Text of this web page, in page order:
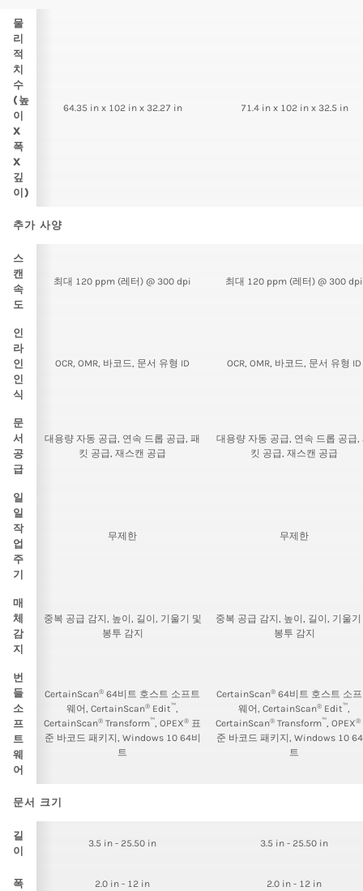
물
리
적
치
수
(높
이
X
폭
X
깊
이)
64.35 in x 102 in x 32.27 in 71.4 in x 102 in x 32.5 in
추가 사양
스
캔
속
도
최대 120 ppm (레터) @ 300 dpi 최대 120 ppm (레터) @ 300 dpi
인
라
인
인
식
OCR, OMR, 바코드, 문서 유형 ID OCR, OMR, 바코드, 문서 유형 ID
문
서
공
급
대용량 자동 공급, 연속 드롭 공급, 패
킷 공급, 재스캔 공급
대용량 자동 공급, 연속 드롭 공급,
킷 공급, 재스캔 공급
일
일
작
업
주
기
무제한 무제한
매
체
감
지
중복 공급 감지, 높이, 길이, 기울기 및
봉투 감지
중복 공급 감지, 높이, 길이, 기울기
봉투 감지
번
들
소
프
트
웨
어
CertainScan® 64비트 호스트 소프트
웨어, CertainScan® Edit™,
CertainScan® Transform™, OPEX® 표
준 바코드 패키지, Windows 10 64비
트
CertainScan® 64비트 호스트 소
웨어, CertainScan® Edit™,
CertainScan® Transform™, OPEX®
준 바코드 패키지, Windows 10
트
문서 크기
길
이
3.5 in - 25.50 in 3.5 in - 25.50 in
폭 2.0 in - 12 in 2.0 in - 12 in